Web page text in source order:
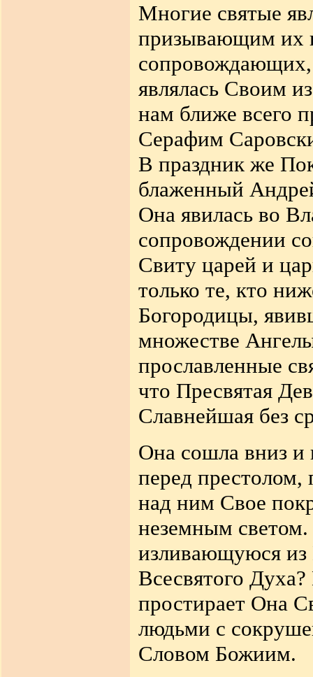
Многие святые
призывающим их
сопровождающих,
являлась Своим
нам ближе всего
Серафим
В праздник же
блаженный
Она явилась во
сопровождении
Свиту царей и
только те, кто
Богородицы,
множестве
прославленные
что Пресвятая
Славнейшая без
Она сошла вниз и
перед престолом,
над ним Свое
неземным
изливающуюся из
Всесвятого
простирает Она
людьми с
Словом Божиим.